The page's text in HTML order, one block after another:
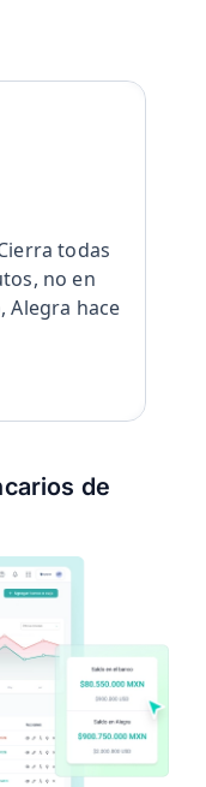
todas
no en
Alegra hace
el
de
de